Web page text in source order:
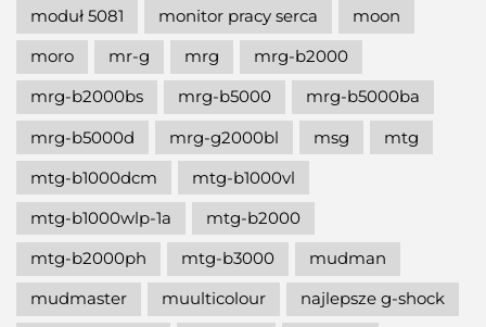
moduł 5081
monitor pracy serca
moon
moro
mr-g mrg
mrg-b2000
mrg-b2000bs
mrg-b5000
mrg-b5000ba
mrg-b5000d
mrg-g2000bl msg
mtg
mtg-b1000dcm
mtg-b1000vl
mtg-b1000wlp-1a
mtg-b2000
mtg-b2000ph
mtg-b3000
mudman
mudmaster
muulticolour
najlepsze g-shock